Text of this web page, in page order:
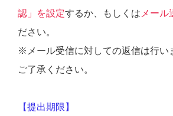
認」を設定するか、もしくは メール
ださい。
※メール受信に対しての返信は行い
ご了承ください。
【提出期限】